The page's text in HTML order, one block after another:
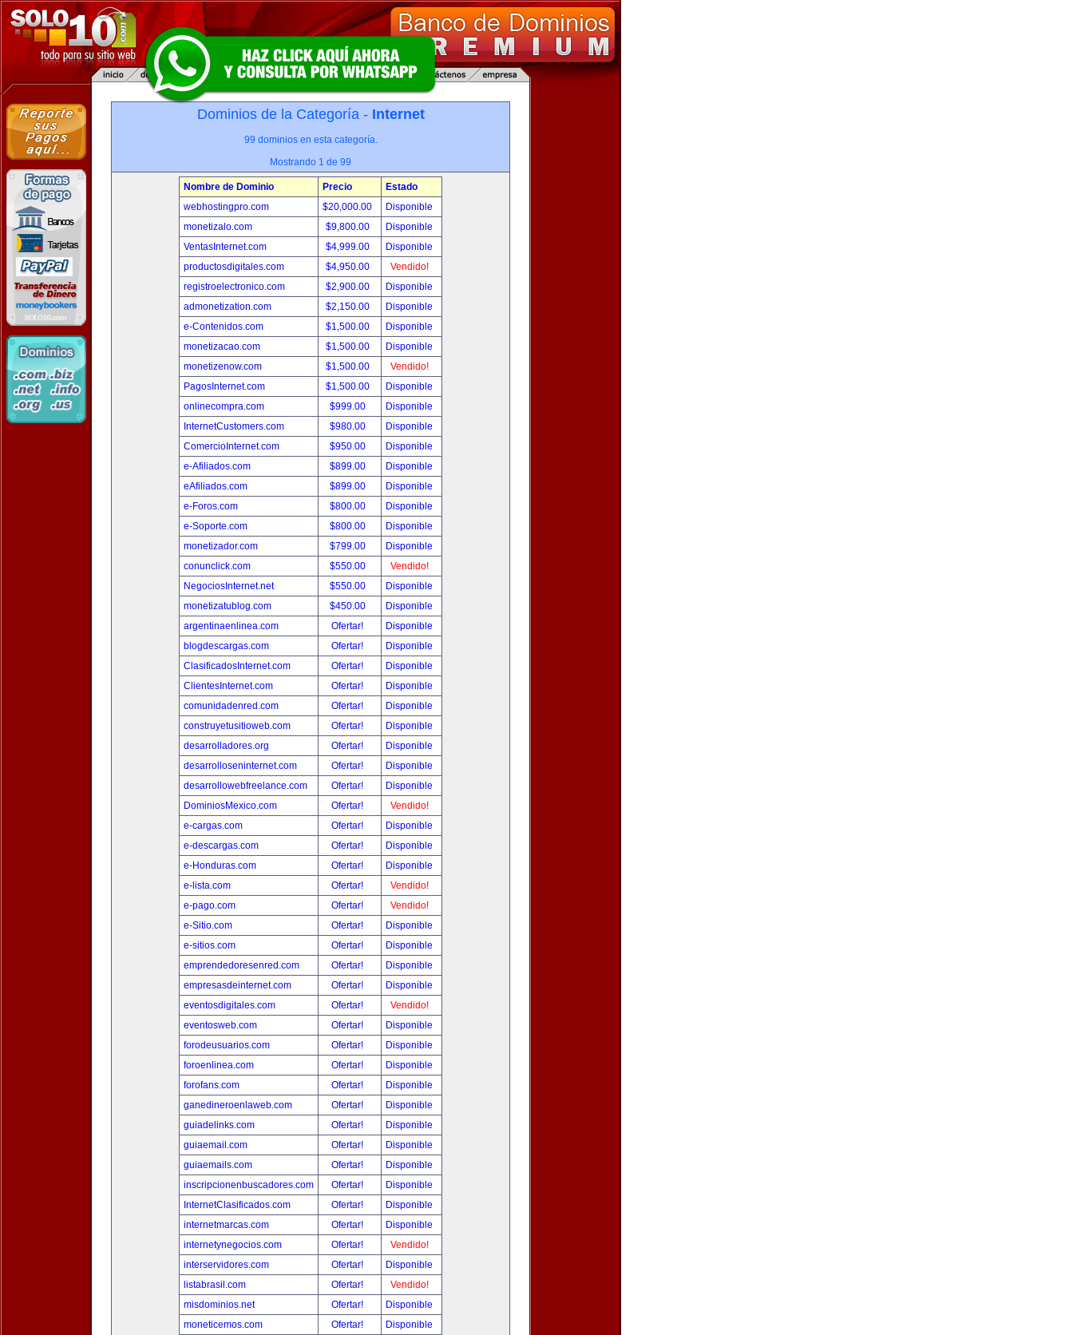
Dominios de la Categoría - Internet
99 dominios en esta categoría.
Mostrando 1 de 99
Nombre de Dominio Precio
Estado
webhostingpro.com
$20,000.00
Disponible
monetizalo.com
$9,800.00
Disponible
VentasInternet.com
$4,999.00
Disponible
productosdigitales.com
$4,950.00
Vendido!
registroelectronico.com
$2,900.00
Disponible
admonetization.com
$2,150.00
Disponible
e-Contenidos.com
$1,500.00
Disponible
monetizacao.com
$1,500.00
Disponible
monetizenow.com
$1,500.00
Vendido!
PagosInternet.com
$1,500.00
Disponible
onlinecompra.com
$999.00
Disponible
InternetCustomers.com
$980.00
Disponible
ComercioInternet.com
$950.00
Disponible
e-Afiliados.com
$899.00
Disponible
eAfiliados.com
$899.00
Disponible
e-Foros.com
$800.00
Disponible
e-Soporte.com
$800.00
Disponible
monetizador.com
$799.00
Disponible
conunclick.com
$550.00
Vendido!
NegociosInternet.net
$550.00
Disponible
monetizatublog.com
$450.00
Disponible
argentinaenlinea.com
Ofertar!
Disponible
blogdescargas.com
Ofertar!
Disponible
ClasificadosInternet.com
Ofertar!
Disponible
ClientesInternet.com
Ofertar!
Disponible
comunidadenred.com
Ofertar!
Disponible
construyetusitioweb.com
Ofertar!
Disponible
desarrolladores.org
Ofertar!
Disponible
desarrolloseninternet.com
Ofertar!
Disponible
desarrollowebfreelance.com
Ofertar!
Disponible
DominiosMexico.com
Ofertar!
Vendido!
e-cargas.com
Ofertar!
Disponible
e-descargas.com
Ofertar!
Disponible
e-Honduras.com
Ofertar!
Disponible
e-lista.com
Ofertar!
Vendido!
e-pago.com
Ofertar!
Vendido!
e-Sitio.com
Ofertar!
Disponible
e-sitios.com
Ofertar!
Disponible
emprendedoresenred.com
Ofertar!
Disponible
empresasdeinternet.com
Ofertar!
Disponible
eventosdigitales.com
Ofertar!
Vendido!
eventosweb.com
Ofertar!
Disponible
forodeusuarios.com
Ofertar!
Disponible
foroenlinea.com
Ofertar!
Disponible
forofans.com
Ofertar!
Disponible
ganedineroenlaweb.com
Ofertar!
Disponible
guiadelinks.com
Ofertar!
Disponible
guiaemail.com
Ofertar!
Disponible
guiaemails.com
Ofertar!
Disponible
inscripcionenbuscadores.com
Ofertar!
Disponible
InternetClasificados.com
Ofertar!
Disponible
internetmarcas.com
Ofertar!
Disponible
internetynegocios.com
Ofertar!
Vendido!
interservidores.com
Ofertar!
Disponible
listabrasil.com
Ofertar!
Vendido!
misdominios.net
Ofertar!
Disponible
moneticemos.com
Ofertar!
Disponible